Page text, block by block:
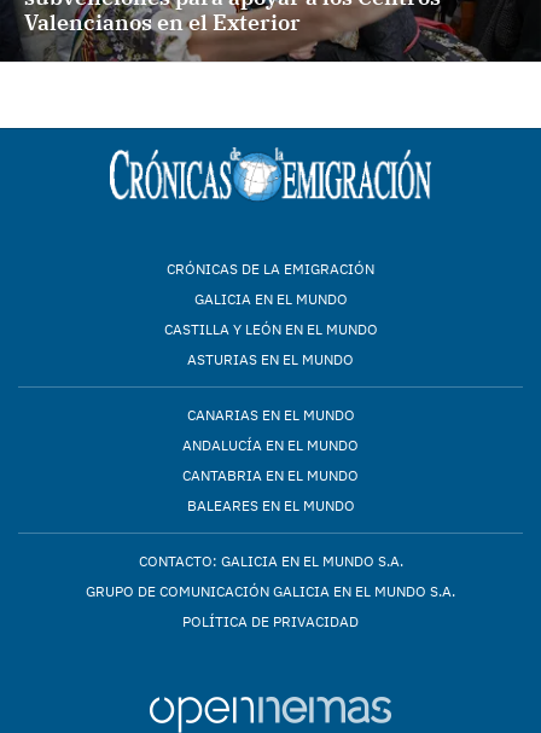
Valencianos en el Exterior
CRÓNICAS DE LA EMIGRACIÓN
GALICIA EN EL MUNDO
CASTILLA Y LEÓN EN EL MUNDO
ASTURIAS EN EL MUNDO
CANARIAS EN EL MUNDO
ANDALUCÍA EN EL MUNDO
CANTABRIA EN EL MUNDO
BALEARES EN EL MUNDO
CONTACTO: GALICIA EN EL MUNDO S.A.
GRUPO DE COMUNICACIÓN GALICIA EN EL MUNDO S.A.
POLÍTICA DE PRIVACIDAD